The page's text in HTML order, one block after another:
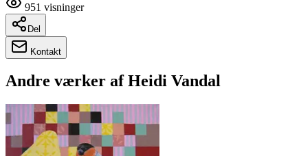
951 visninger
Del
Kontakt
Andre værker afHeidi Vandal